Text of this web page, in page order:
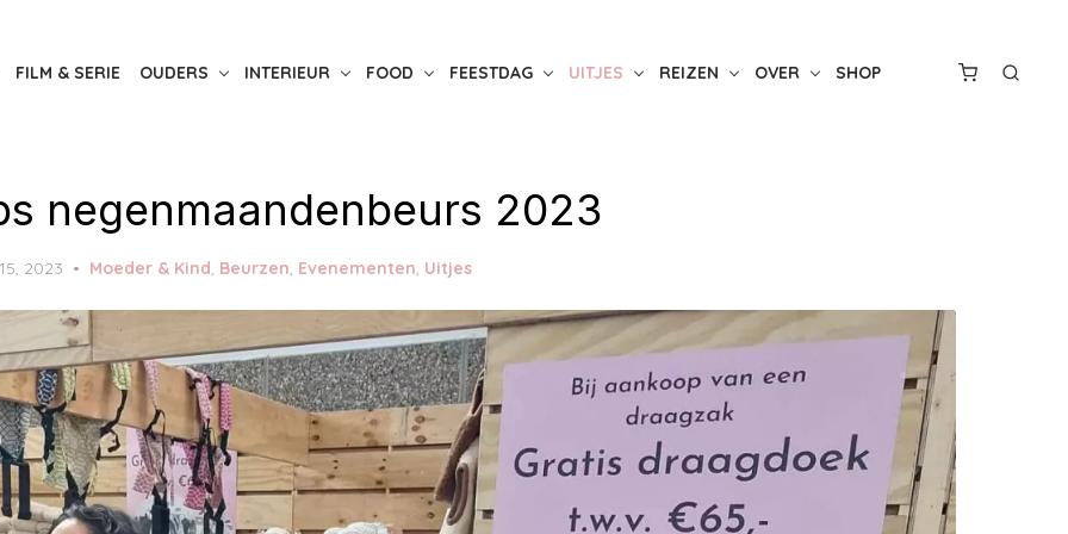
FILM & SERIE OUDERS INTERIEUR FOOD FEESTDAG UITJES REIZEN OVER SHOP
negenmaandenbeurs 2023
2023 Moeder & Kind Beurzen Evenementen Uitjes